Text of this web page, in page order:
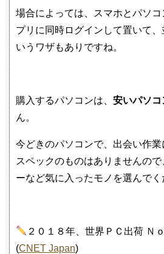
場合によっては、スマホとパソ
プリに同時ログインして置いて
いうワザもありですね。
購入するパソコンは、 安いパソコ
ん。
今どきのパソコンで、出会い作
スペックのものはありませんの
ーなど気に入ったモノを選んでく
２０１８年、世界ＰＣ出荷 Ｎ
(CNET Japan)